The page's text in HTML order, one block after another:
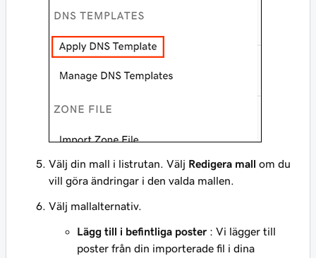
Välj din mall i listrutan. Välj Redigera mall om du
vill göra ändringar i den valda mallen.
Välj mallalternativ.
Lägg till i befintliga poster : Vi lägger till
poster från din importerade fil i dina